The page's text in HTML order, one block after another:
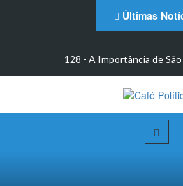
Últimas
128 - A Importância de